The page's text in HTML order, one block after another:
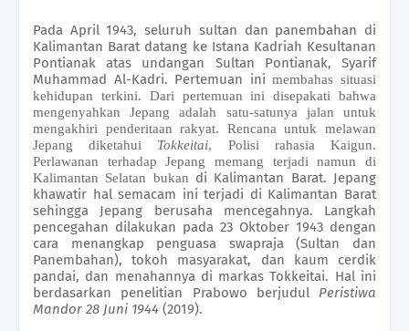
Pada April 1943, seluruh sultan dan panembahan di
Kalimantan Barat datang ke Istana Kadriah Kesultanan
Pontianak atas undangan Sultan Pontianak, Syarif
Muhammad Al-Kadri. Pertemuan inimembahas situasi
kehidupan terkini. Dari pertemuan ini disepakati bahwa
mengenyahkan Jepang adalah satu-satunya jalan untuk
mengakhiri penderitaan rakyat. Rencana untuk melawan
Jepang diketahui Tokkeitai, Polisi rahasia Kaigun.
Perlawanan terhadap Jepang memang terjadi namun di
Kalimantan Selatan bukan di Kalimantan Barat. Jepang
khawatir hal semacam ini terjadi di Kalimantan Barat
sehingga Jepang berusaha mencegahnya. Langkah
pencegahan dilakukan pada 23 Oktober 1943 dengan
cara menangkap penguasa swapraja (Sultan dan
Panembahan), tokoh masyarakat, dan kaum cerdik
pandai, dan menahannya di markas Tokkeitai. Hal ini
berdasarkan penelitian Prabowo berjudul Peristiwa
Mandor 28 Juni 1944 (2019).